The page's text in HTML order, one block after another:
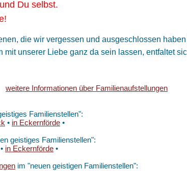
Du selbst.
die wir vergessen und ausgeschlossen
unserer Liebe ganz da sein lassen, entfaltet
weitere Informationen über Familienaufstellungen
Familienstellen":
• in Eckernförde •
geistiges Familienstellen":
• in Eckernförde •
im "neuen geistigen Familienstellen":